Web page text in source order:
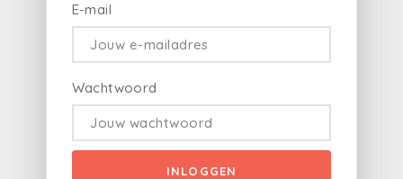
E-mail
Wachtwoord
INLOGGEN